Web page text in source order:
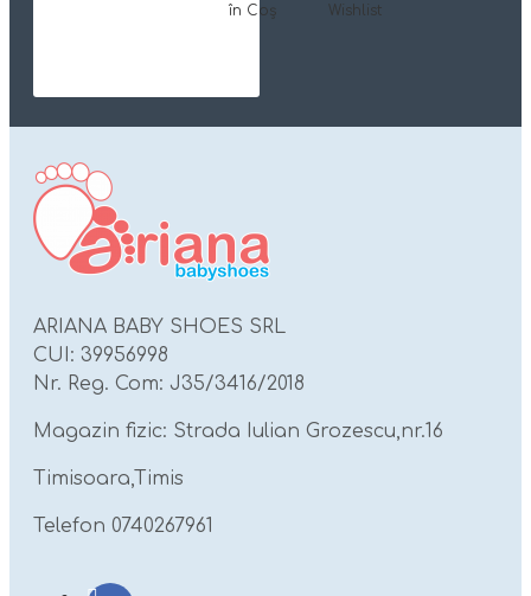
în Coş
Wishlist
ARIANA BABY SHOES SRL
CUI: 39956998
Nr. Reg. Com: J35/3416/2018
Magazin fizic: Strada Iulian Grozescu,nr.16
Timisoara,Timis
Telefon 0740267961